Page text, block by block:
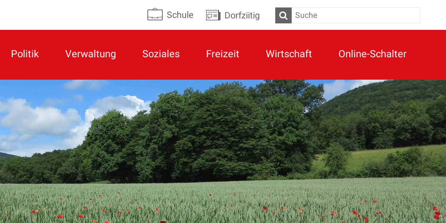
Schule Dorfziitig
Suche
Politik Verwaltung Soziales Freizeit Wirtschaft Online-Schalter